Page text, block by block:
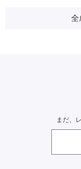
全
まだ、